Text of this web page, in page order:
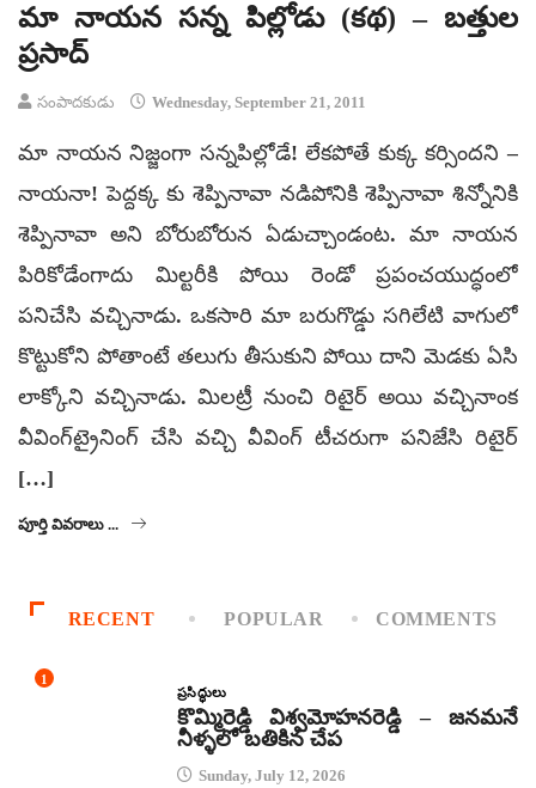
మా నాయన సన్న పిల్లోడు (కథ) – బత్తుల
ప్రసాద్
సంపాదకుడు Wednesday, September 21, 2011
మా నాయన నిజ్జంగా సన్నపిల్లోడే! లేకపోతే కుక్క కర్సిందని –
నాయనా! పెద్దక్క కు శెప్పినావా నడిపోనికి శెప్పినావా శిన్నోనికి
శెప్పినావా అని బోరుబోరున ఏడుచ్చాండంట. మా నాయన
పిరికోడేంగాదు మిల్టరీకి పోయి రెండో ప్రపంచయుద్ధంలో
పనిచేసి వచ్చినాడు. ఒకసారి మా బరుగొడ్డు సగిలేటి వాగులో
కొట్టుకోని పోతాంటే తలుగు తీసుకుని పోయి దాని మెడకు ఏసి
లాక్కోని వచ్చినాడు. మిలట్రీ నుంచి రిటైర్‌ అయి వచ్చినాంక
వీవింగ్‌ట్రైనింగ్‌ చేసి వచ్చి వీవింగ్‌ టీచరుగా పనిజేసి రిటైర్‌
[…]
పూర్తి వివరాలు ...
RECENT POPULAR COMMENTS
1
ప్రసిద్ధులు
కొమ్మిరెడ్డి విశ్వమోహనరెడ్డి – జనమనే
నీళ్ళలో బతికిన చేప
Sunday, July 12, 2026